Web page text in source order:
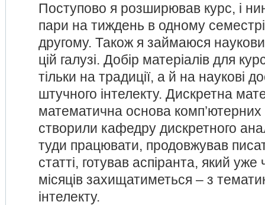
Поступово я розширював курс, і
пари на тиждень в одному
другому. Також я займаюся
цій галузі. Добір матеріалів для
тільки на традиції, а й на наукові
штучного інтелекту. Дискретна
математична основа комп’ютерних
створили кафедру дискретного
туди працювати, продовжував
статті, готував аспіранта, який уже
місяців захищатиметься – з
інтелекту.